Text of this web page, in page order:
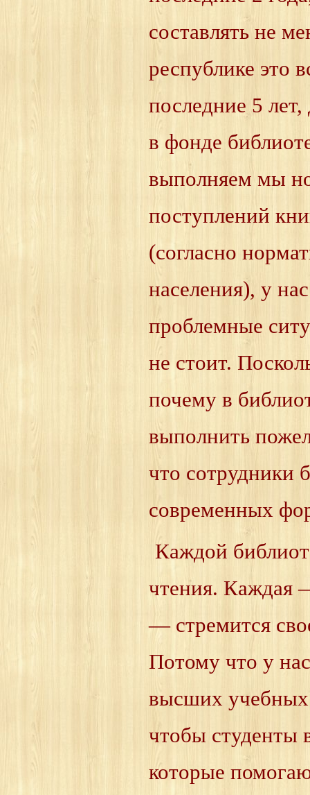
составлять не
республике это
последние 5
в фонде
выполняем мы
поступлений
(согласно
населения), у
проблемные
не стоит.
почему в
выполнить
что сотрудники
современных
Каждой
чтения. Каждая
— стремится
Потому что у
высших учебных
чтобы студенты
которые